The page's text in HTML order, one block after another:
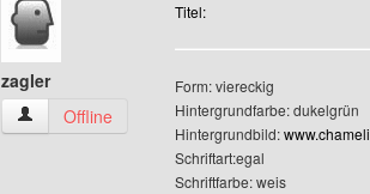
zagler
zagler Benutzer-Profile anzeigen
Offline
Titel:
Form: viereckig
Hintergrundfarbe: dukelgrün
Hintergrundbild:
Schriftart:egal
Schriftfarbe: weis